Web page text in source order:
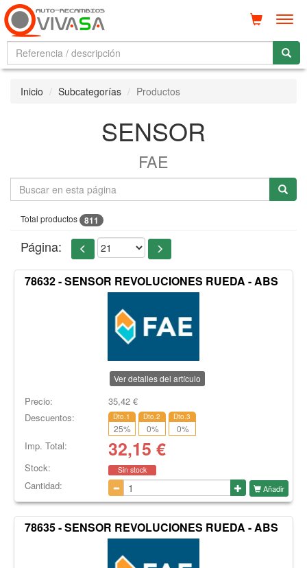
Inicio Subcategorías Productos
SENSOR
FAE
Total productos 811
Página:
78632 - SENSOR REVOLUCIONES RUEDA - ABS
Ver detalles del artículo
Precio: 35,42€
Descuentos:
Dto.1
25%
Dto.2
0%
Dto.3
0%
Imp. Total: 32,15 €
Stock: Sin stock
Cantidad: Añadir
78635 - SENSOR REVOLUCIONES RUEDA - ABS